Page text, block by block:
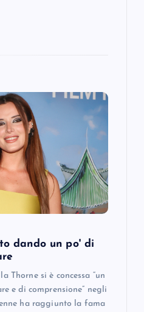
dando un po' di
Thorne si è concessa “un
e di comprensione” negli
ha raggiunto la fama